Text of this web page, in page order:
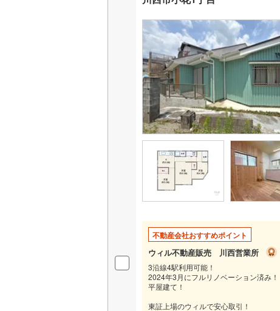
不動産会社おすすめポイント
ウィル不動産販売 川西営業所
3沿線4駅利用可能！
2024年3月にフルリノベーション済み！
平屋建て！
東証上場のウィルで安心取引！